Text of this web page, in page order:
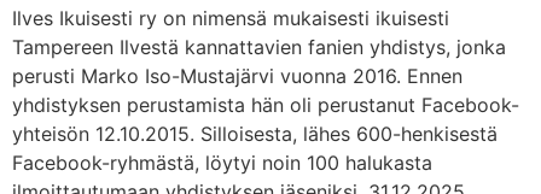
Ilves Ikuisesti ry on nimensä mukaisesti ikuisesti
Tampereen Ilvestä kannattavien fanien yhdistys, jonka
perusti Marko Iso-Mustajärvi vuonna 2016. Ennen
yhdistyksen perustamista hän oli perustanut Facebook-
yhteisön 12.10.2015. Silloisesta, lähes 600-henkisestä
Facebook-ryhmästä, löytyi noin 100 halukasta